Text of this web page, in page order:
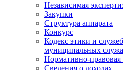
Независимая
Закупки
Структура аппарата
Конкурс
Кодекс этики и
муниципальных
Нормативно-правовая
Сведения о доходах